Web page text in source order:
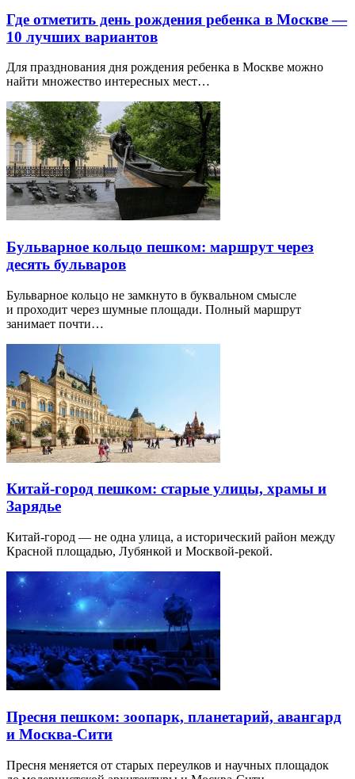
Где отметить день рождения ребенка в Москве —
10 лучших вариантов
Для празднования дня рождения ребенка в Москве можно
найти множество интересных мест…
Бульварное кольцо пешком: маршрут через
десять бульваров
Бульварное кольцо не замкнуто в буквальном смысле
и проходит через шумные площади. Полный маршрут
занимает почти…
Китай-город пешком: старые улицы, храмы и
Зарядье
Китай-город — не одна улица, а исторический район между
Красной площадью, Лубянкой и Москвой-рекой.
Пресня пешком: зоопарк, планетарий, авангард
и Москва-Сити
Пресня меняется от старых переулков и научных площадок